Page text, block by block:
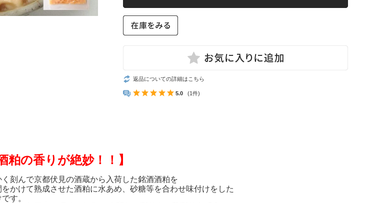
返品についての詳細はこちら
5.0 (1件)
粕の香りが絶妙！！】
刻んで京都伏見の酒蔵から入荷した銘酒酒粕を
かけて熟成させた酒粕に水あめ、砂糖等を合わせ味付けをした
す。